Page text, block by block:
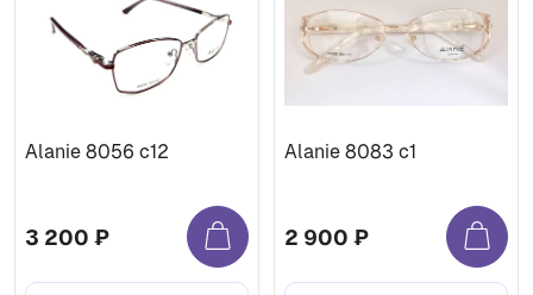
Alanie 8056 c12
3 200 ₽
Alanie 8083 c1
2 900 ₽